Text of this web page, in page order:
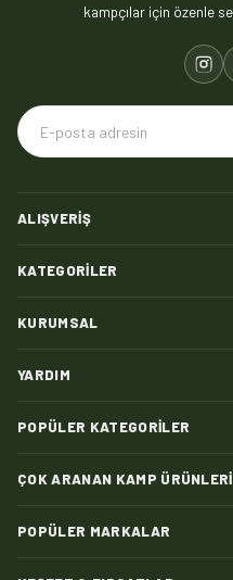
kampçılar için özenle
ALIŞVERIŞ
KATEGORILER
KURUMSAL
YARDIM
POPÜLER KATEGORILER
ÇOK ARANAN KAMP ÜRÜNLERI
POPÜLER MARKALAR